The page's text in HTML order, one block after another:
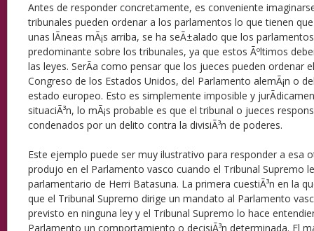
Antes de responder concretamente, es conveniente
tribunales pueden ordenar a los parlamentos lo que tienen
unas lÃ­neas mÃ¡s arriba, se ha seÃ±alado que los
predominante sobre los tribunales, ya que estos Ãºltimos
las leyes. SerÃ­a como pensar que los jueces pueden ordenar
Congreso de los Estados Unidos, del Parlamento alemÃ¡n o
estado europeo. Esto es simplemente imposible y
situaciÃ³n, lo mÃ¡s probable es que el tribunal o jueces
condenados por un delito contra la divisiÃ³n de poderes.
Este ejemplo puede ser muy ilustrativo para responder a esa
produjo en el Parlamento vasco cuando el Tribunal Supremo
parlamentario de Herri Batasuna. La primera cuestiÃ³n en la
que el Tribunal Supremo dirige un mandato al Parlamento
previsto en ninguna ley y el Tribunal Supremo lo hace
Parlamento un comportamiento o decisiÃ³n determinada. El